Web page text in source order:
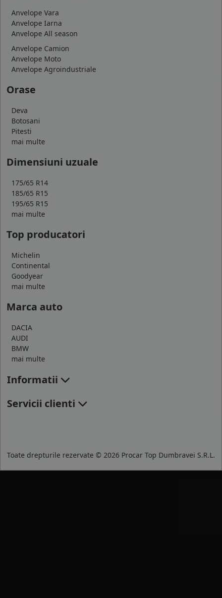
Anvelope Vara
Anvelope Iarna
Anvelope All season
Anvelope Camion
Anvelope Moto
Anvelope Agroindustriale
Orase
Deva
Botosani
Pitesti
mai multe
Dimensiuni uzuale
175/65 R14
185/65 R15
195/65 R15
mai multe
Top producatori
Michelin
Continental
Goodyear
mai multe
Marca auto
DACIA
AUDI
BMW
mai multe
Informatii
Servicii clienti
Toate drepturile rezervate © 2026 Procar Top Dumbravei S.R.L.